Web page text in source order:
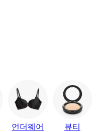
언더웨어 뷰티